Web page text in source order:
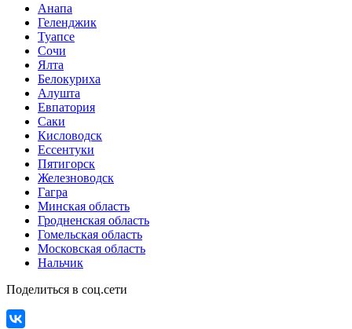
Анапа
Геленджик
Туапсе
Сочи
Ялта
Белокуриха
Алушта
Евпатория
Саки
Кисловодск
Ессентуки
Пятигорск
Железноводск
Гагра
Минская область
Гродненская область
Гомельская область
Московская область
Нальчик
Поделиться в соц.сети